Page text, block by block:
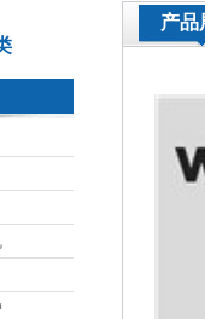
产品